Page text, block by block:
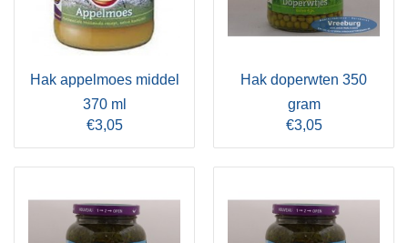
Hak appelmoes middel
370 ml
€3,05
Hak doperwten 350
gram
€3,05